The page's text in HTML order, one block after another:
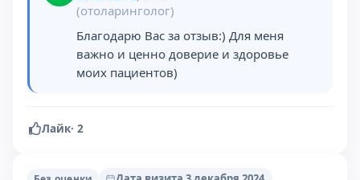
(отоларинголог)
Благодарю Вас за отзыв:) Для меня
важно и ценно доверие и здоровье
моих пациентов)
Лайк· 2